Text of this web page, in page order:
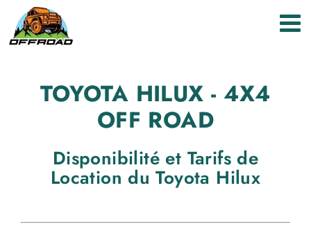
Passer
contenu
TOYOTA HILUX - 4X4
OFF ROAD
Disponibilité et Tarifs de
Location du Toyota Hilux